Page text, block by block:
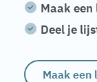
Maak
Deel je
Maak een